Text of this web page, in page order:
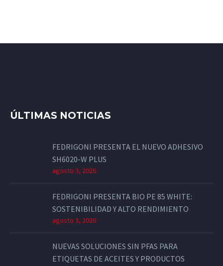
ÚLTIMAS NOTICIAS
FEDRIGONI PRESENTA EL NUEVO ADHESIVO
SH6020-W PLUS
agosto 3, 2026
FEDRIGONI PRESENTA BIO PE 85 WHITE:
SOSTENIBILIDAD Y ALTO RENDIMIENTO
agosto 3, 2026
NUEVAS SOLUCIONES SIN PFAS PARA
ETIQUETAS DE ACEITES Y PRODUCTOS